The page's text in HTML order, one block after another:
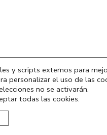
y scripts externos para
personalizar el uso de las
no se activarán.
todas las cookies.
ayudarte?